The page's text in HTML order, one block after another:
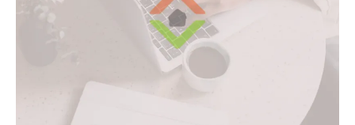
最適な不動産売却プランを兵庫県伊丹市からオ
ンライン査定で作成
不動産売却の目標を明確に設定する
オンライン査定を基にしたプランニングの
基本